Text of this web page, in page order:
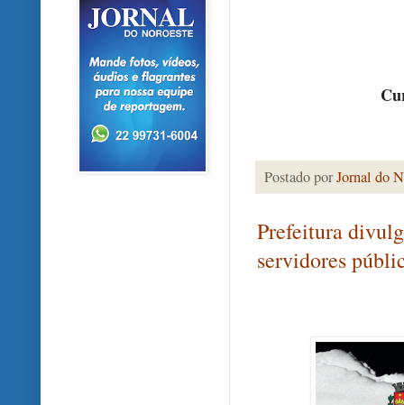
Postado porJornal do
Prefeitura
servidores